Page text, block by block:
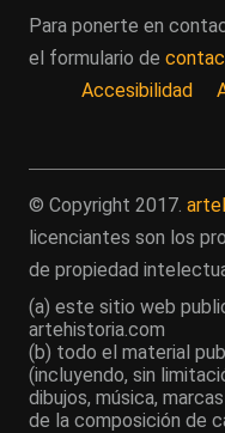
Para ponerte en
el formulario de
Accesibilidad
© Copyright 2017.
licenciantes son los
de propiedad
(a) este sitio web
artehistoria.com
(b) todo el material
(incluyendo, sin
dibujos, música,
de la composición de